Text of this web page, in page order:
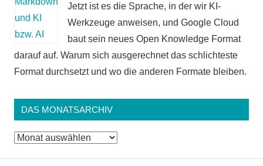
Jetzt ist es die Sprache, in der wir KI-
Werkzeuge anweisen, und Google Cloud
baut sein neues Open Knowledge Format
darauf auf. Warum sich ausgerechnet das schlichteste
Format durchsetzt und wo die anderen Formate bleiben.
DAS MONATSARCHIV
Das